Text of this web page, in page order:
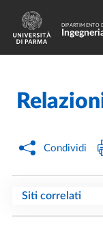
Salta al contenuto
Skip to footer
DIPARTIMENTO
Home /
Condividi
Siti correlati